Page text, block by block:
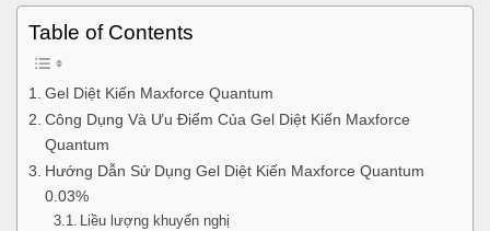
Table of Contents
Gel Diệt Kiến Maxforce Quantum
Công Dụng Và Ưu Điểm Của Gel Diệt Kiến Maxforce
Quantum
Hướng Dẫn Sử Dụng Gel Diệt Kiến Maxforce Quantum
0.03%
Liều lượng khuyến nghị